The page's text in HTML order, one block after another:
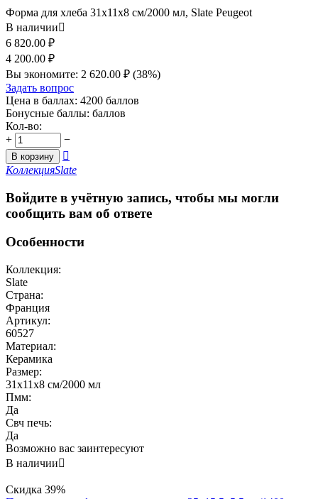
Форма для хлеба 31х11x8 см/2000 мл, Slate Peugeot
В наличии
6 820.00 ₽
4 200.00 ₽
Вы экономите: 2 620.00 ₽ (38%)
Задать вопрос
Цена в баллах: 4200 баллов
Бонусные баллы: баллов
Кол-во:
+
−
В корзину

КоллекцияSlate
Войдите в учётную запись, чтобы мы могли
сообщить вам об ответе
Особенности
Коллекция:
Slate
Страна:
Франция
Артикул:
60527
Материал:
Керамика
Размер:
31х11x8 см/2000 мл
Пмм:
Да
Свч печь:
Да
Возможно вас заинтересуют
В наличии
Скидка 39%